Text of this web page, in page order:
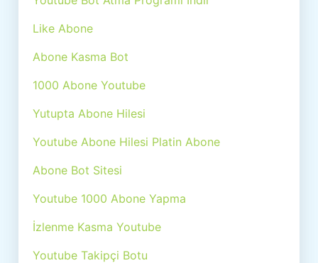
Like Abone
Abone Kasma Bot
1000 Abone Youtube
Yutupta Abone Hilesi
Youtube Abone Hilesi Platin Abone
Abone Bot Sitesi
Youtube 1000 Abone Yapma
İzlenme Kasma Youtube
Youtube Takipçi Botu